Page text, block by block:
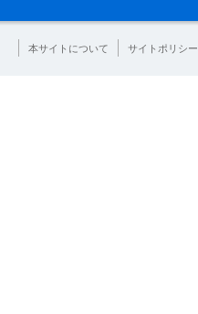
本サイトについて サイトポリシー